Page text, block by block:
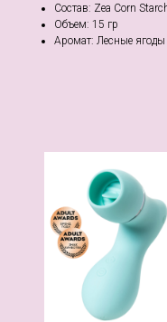
Состав: Zea Corn
Объем: 15 гр
Аромат: Лесные ягоды